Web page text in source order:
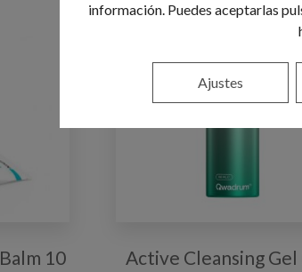
10
Active Cleansing Gel
información. Puedes aceptarlas
Ajustes